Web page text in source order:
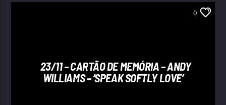
0
23/11 – CARTÃO DE MEMÓRIA – ANDY
WILLIAMS – ‘SPEAK SOFTLY LOVE’